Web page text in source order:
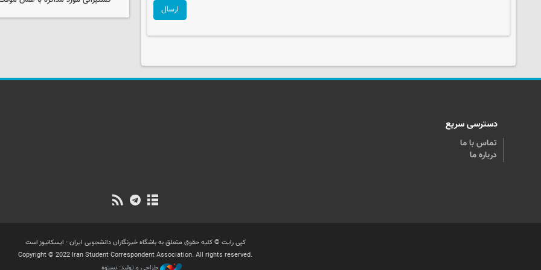
ارسال
دسترسی سریع
تماس با ما
درباره ما
کپی رایت © کلیه حقوق متعلق به باشگاه خبرنگاران دانشجویی ایران - ایسکانیوز است
Copyright © 2022 Iran Student Correspondent Association. All rights reserved.
طراحی و تولید: نستوه